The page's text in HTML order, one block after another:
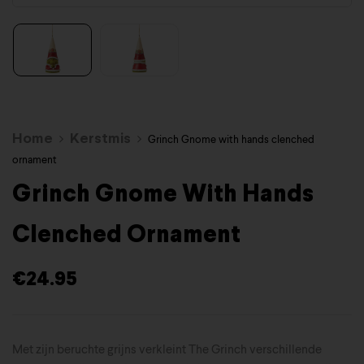
Home Kerstmis
Grinch Gnome with hands clenched
ornament
Grinch Gnome With Hands
Clenched Ornament
€24.95
Met zijn beruchte grijns verkleint The Grinch verschillende